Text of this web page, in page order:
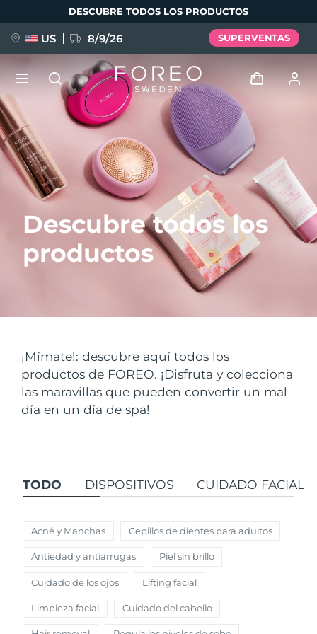
Descubre todos los
productos
¡Mímate!: descubre aquí todos los
productos de FOREO. ¡Disfruta y colecciona
las maravillas que pueden convertir un mal
día en un día de spa!
TODO DISPOSITIVOS CUIDADO FACIAL
Acné y Manchas Cepillos de dientes para adultos
Antiedad y antiarrugas Piel sin brillo
Cuidado de los ojos Lifting facial
Limpieza facial Cuidado del cabello
DESCUBRE TODOS LOS PRODUCTOS
US 8/9/26 SUPERVENTAS
Iniciar sesión
Perfil de usuario
Mis dispositivos
Mis pedidos
Mis direcciones
NUEVO
FAQ™ Pure Beauty-Tech Elixir
BREAKING NEWS
FAQ™ Dual LED Panel
Terapia de luz roja
Idioma
English Deutsch
Español
Français
Italiano
Português
Svenska
Русский
Türkçe
繁體中文
País de envío
Estados Unidos Entrega prevista
Reino Unido Entrega prevista 8/8/26
Francia Entrega prevista8/8/26
Alemania Entrega prevista8/8/26
Canadá Entrega prevista